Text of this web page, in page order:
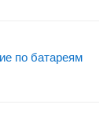
по батареям